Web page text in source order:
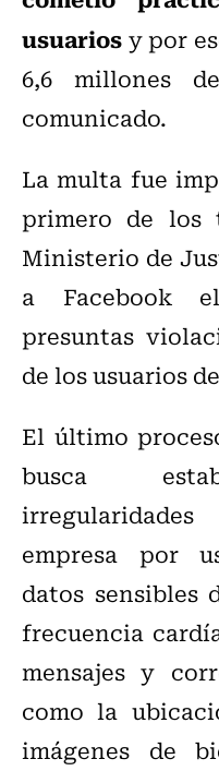
usuariosy por
6,6 millones
comunicado.
La multa fue
primero de los
Ministerio de
a Facebook
presuntas
de los usuarios
El último
busca
empresa por
datos sensibles
frecuencia
mensajes y
como la
imágenes de